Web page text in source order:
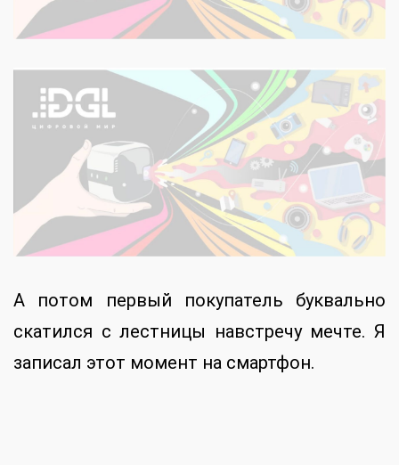
А потом первый покупатель буквально
скатился с лестницы навстречу мечте. Я
записал этот момент на смартфон.